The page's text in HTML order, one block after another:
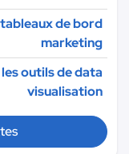
de bord
marketing
outils de data
visualisation